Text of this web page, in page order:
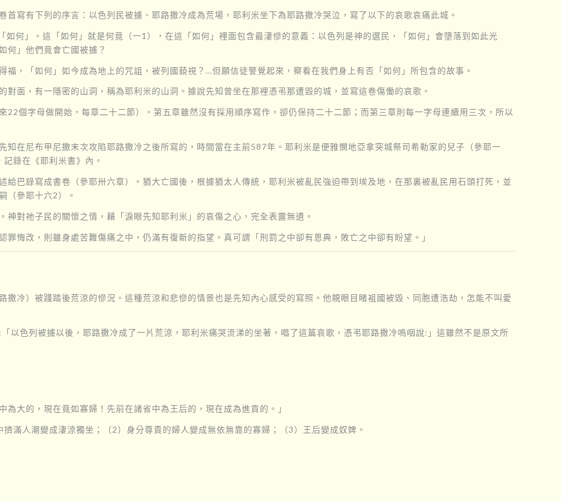
首寫有下列的序言：以色列民被擄、耶路撒冷成為荒場，耶利米坐下為耶路撒冷哭泣，寫了以下的哀歌哀痛此城。
何」。這「如何」就是何竟（一1），在這「如何」裡面包含最淒慘的意義：以色列是神的選民，「如何」會墮落到如此光
何」他們竟會亡國被擄？
福，「如何」如今成為地上的咒詛，被列國藐視？…但願信徒警覺起來，察看在我們身上有否「如何」所包含的故事。
對面，有一隱密的山洞，稱為耶利米的山洞。據說先知曾坐在那裡憑弔那遭毀的城，並寫這卷傷慟的哀歌。
22個字母做開始，每章二十二節）。第五章雖然沒有採用順序寫作，卻仍保持二十二節；而第三章則每一字母連續用三次，所以
知在尼布甲尼撒末次攻陷耶路撒冷之後所寫的，時間當在主前587年。耶利米是便雅憫地亞拿突城祭司希勒家的兒子（參耶一
錄在《耶利米書》內。
給巴錄寫成書卷（參耶卅六章）。猶大亡國後，根據猶太人傳統，耶利米被亂民強迫帶到埃及地，在那裏被亂民用石頭打死，並
（參耶十六2）。
對祂子民的關懷之情，藉「淚眼先知耶利米」的哀傷之心，完全表露無遺。
悔改，則雖身處苦難傷痛之中，仍滿有復新的指望。真可謂「刑罰之中卻有恩典，敗亡之中卻有盼望。」
撒冷）被踐踏後荒涼的慘況。這種荒涼和悲慘的情景也是先知內心感受的寫照。他親眼目睹袓國被毀、同胞遭浩劫，怎能不叫愛
以色列被擄以後，耶路撒冷成了一片荒涼，耶利米痛哭流涕的坐著，唱了這篇哀歌，憑弔耶路撒冷嗚咽說:」這雖然不是原文所
為大的，現在竟如寡婦！先前在諸省中為王后的，現在成為進貢的。」
滿人潮變成淒涼獨坐；（2）身分尊貴的婦人變成無依無靠的寡婦；（3）王后變成奴婢。